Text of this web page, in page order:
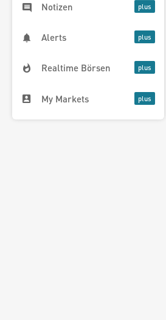
Notizen
Alerts
Realtime Börsen
My Markets